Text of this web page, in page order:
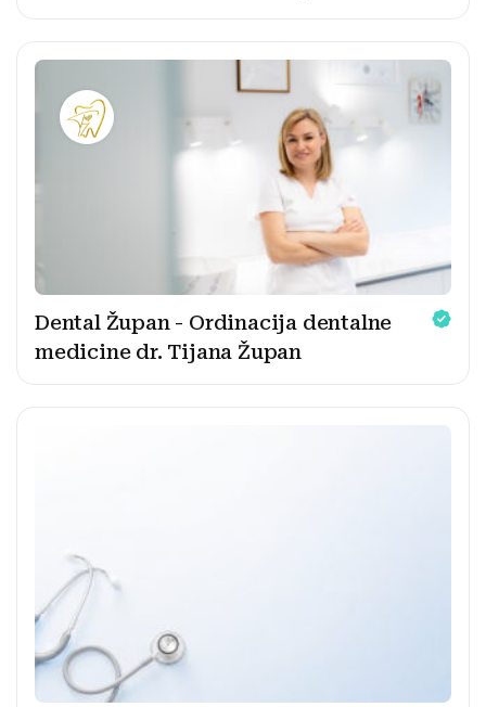
Dental Župan - Ordinacija dentalne
medicine dr. Tijana Župan